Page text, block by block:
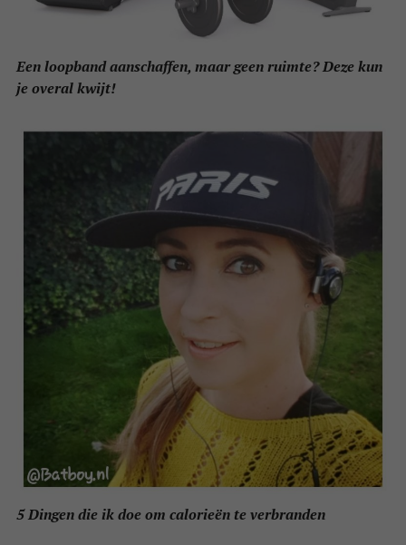
Een loopband aanschaffen, maar geen ruimte? Deze kun
je overal kwijt!
5 Dingen die ik doe om calorieën te verbranden